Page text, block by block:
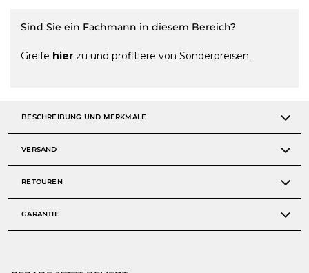
Sind Sie ein Fachmann in diesem Bereich?
Greife hier zu und profitiere von Sonderpreisen.
BESCHREIBUNG UND MERKMALE
VERSAND
RETOUREN
GARANTIE